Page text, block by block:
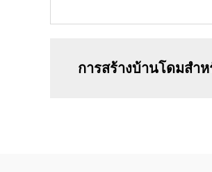
การสร้างบ้านโดมสำ